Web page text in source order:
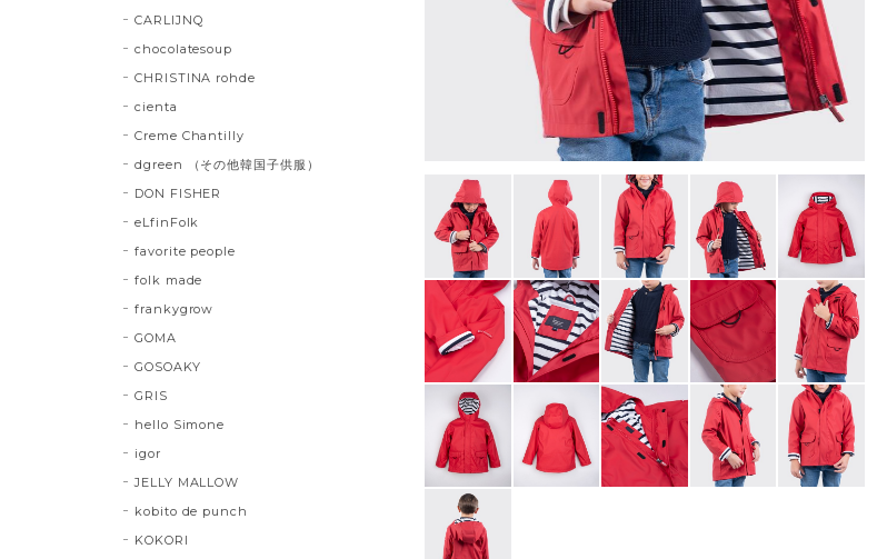
CARLIJNQ
chocolatesoup
CHRISTINA rohde
cienta
Creme Chantilly
dgreen （その他韓国子供服）
DON FISHER
eLfinFolk
favorite people
folk made
frankygrow
GOMA
GOSOAKY
GRIS
hello Simone
igor
JELLY MALLOW
kobito de punch
KOKORI